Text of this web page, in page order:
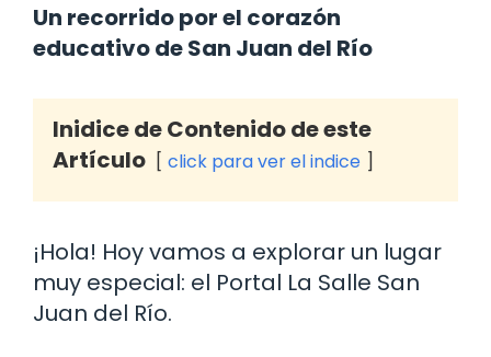
Un recorrido por el corazón
educativo de San Juan del Río
Inidice de Contenido de este
Artículo
click para ver el indice
¡Hola! Hoy vamos a explorar un lugar
muy especial: el Portal La Salle San
Juan del Río.